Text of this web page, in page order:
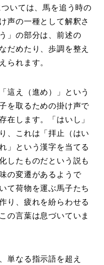
いては、馬を追う時の
声の一種として解釈さ
」の部分は、前述の
だめたり、歩調を整え
られます。
這え（進め）」という
を取るための掛け声で
在します。「はいし」
、これは「拝止（はい
」という漢字を当てる
したものだという説も
の変遷があるようで
て荷物を運ぶ馬子たち
り、疲れを紛らわせる
の言葉は息づいていま
単なる指示語を超え